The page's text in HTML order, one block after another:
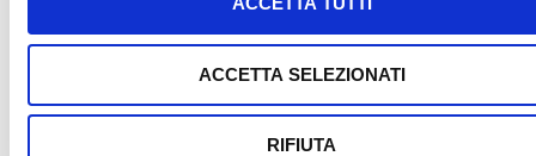
ACCETTA SELEZIONATI
RIFIUTA
1994-2024 – Sono passati 30 anni da quando sono nate le realtà che
hanno dato origine a Progetto Crescere.
Chi aiutiamo